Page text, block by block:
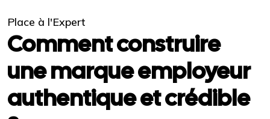
Place à l'Expert
Comment construire
une marque employeur
authentique et crédible